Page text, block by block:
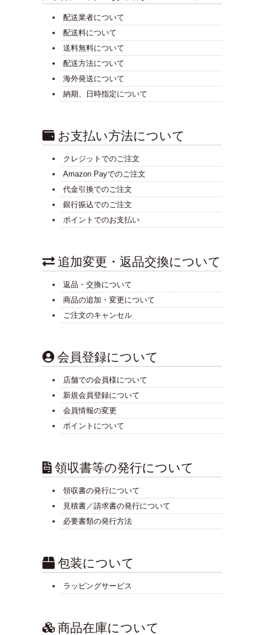
配送業者について
配送料について
送料無料について
配送方法について
海外発送について
納期、日時指定について
お支払い方法について
クレジットでのご注文
Amazon Payでのご注文
代金引換でのご注文
銀行振込でのご注文
ポイントでのお支払い
追加変更・返品交換について
返品・交換について
商品の追加・変更について
ご注文のキャンセル
会員登録について
店舗での会員様について
新規会員登録について
会員情報の変更
ポイントについて
領収書等の発行について
領収書の発行について
見積書／請求書の発行について
必要書類の発行方法
包装について
ラッピングサービス
商品在庫について